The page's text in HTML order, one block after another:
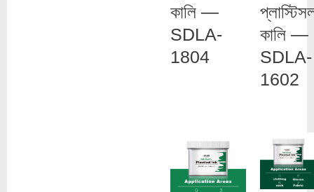
কালি —
SDLA-
1804
কালি —
SDLA-
1602